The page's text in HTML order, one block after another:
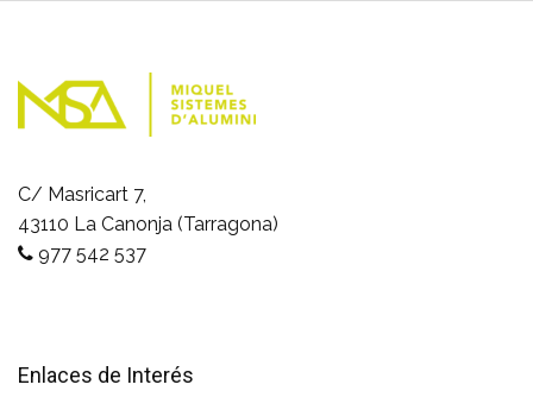
C/ Masricart 7,
43110 La Canonja (Tarragona)
977 542 537
Enlaces de Interés